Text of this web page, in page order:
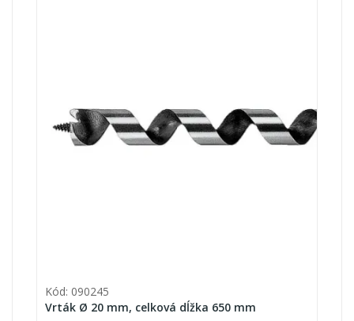
Kód: 090245
Vrták Ø 20 mm, celková dĺžka 650 mm